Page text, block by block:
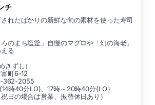
チ
れたばかりの新鮮な旬の素材を使った寿司
ろのまち塩釜」自慢のマグロや「幻の海老」
る
きずし）
町6-12
362-2055
時40分LO)、17時～20時40分(LO）
日の場合は営業、振替休日あり）